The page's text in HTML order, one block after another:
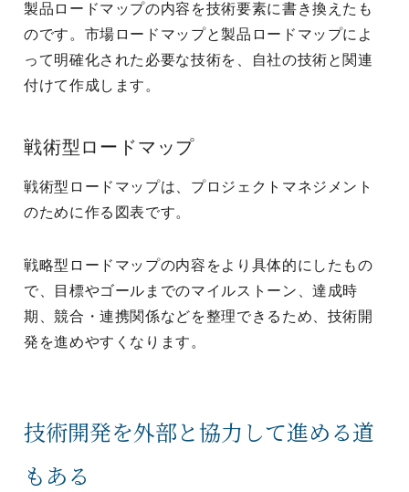
製品ロードマップの内容を技術要素に書き換えたも
のです。市場ロードマップと製品ロードマップによ
って明確化された必要な技術を、自社の技術と関連
付けて作成します。
戦術型ロードマップ
戦術型ロードマップは、プロジェクトマネジメント
のために作る図表です。
戦略型ロードマップの内容をより具体的にしたもの
で、目標やゴールまでのマイルストーン、達成時
期、競合・連携関係などを整理できるため、技術開
発を進めやすくなります。
技術開発を外部と協力して進める道
もある